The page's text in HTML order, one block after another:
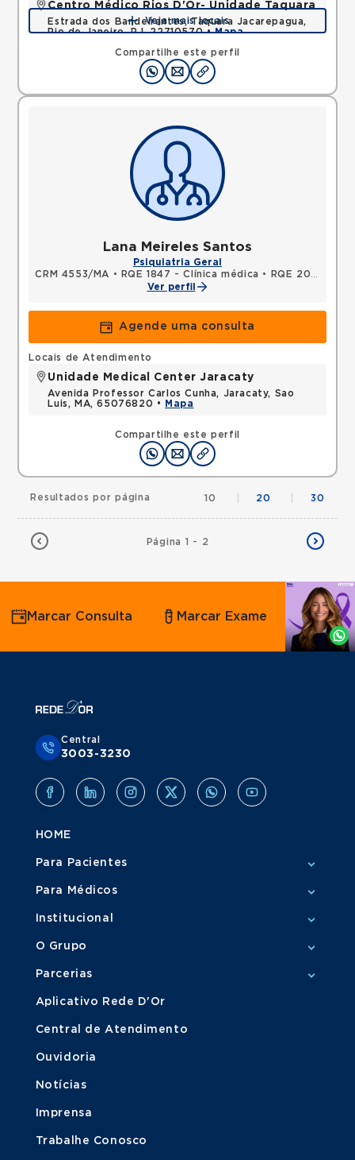
Compartilhe este perfil
Centro Médico Rios D'Or- Unidade Taquara
Estrada dos Bandeirantes, Taquara Jacarepagua,
Rio de Janeiro, RJ, 22710570 •Mapa
Veja mais locais
Lana Meireles Santos
Psiquiatria Geral
CRM 4553/MA • RQE 1847 - Clínica médica •
RQE 2011 - Psiquiatria
Ver perfil
Agende uma consulta
Compartilhe este perfil
Locais de Atendimento
Unidade Medical Center Jaracaty
Avenida Professor Carlos Cunha, Jaracaty, Sao
Luis, MA, 65076820 •
Mapa
Página 1 - 2
Resultados por página 10 20 30
Agende
por
Whatsapp
Marcar Consulta Marcar Exame
Central
3003-3230
HOME
Para Pacientes
Para Médicos
Institucional
O Grupo
Parcerias
Aplicativo Rede D'Or
Central de Atendimento
Ouvidoria
Notícias
Imprensa
Trabalhe Conosco